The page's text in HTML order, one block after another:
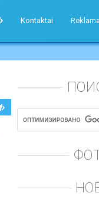
Kontaktai Reklama